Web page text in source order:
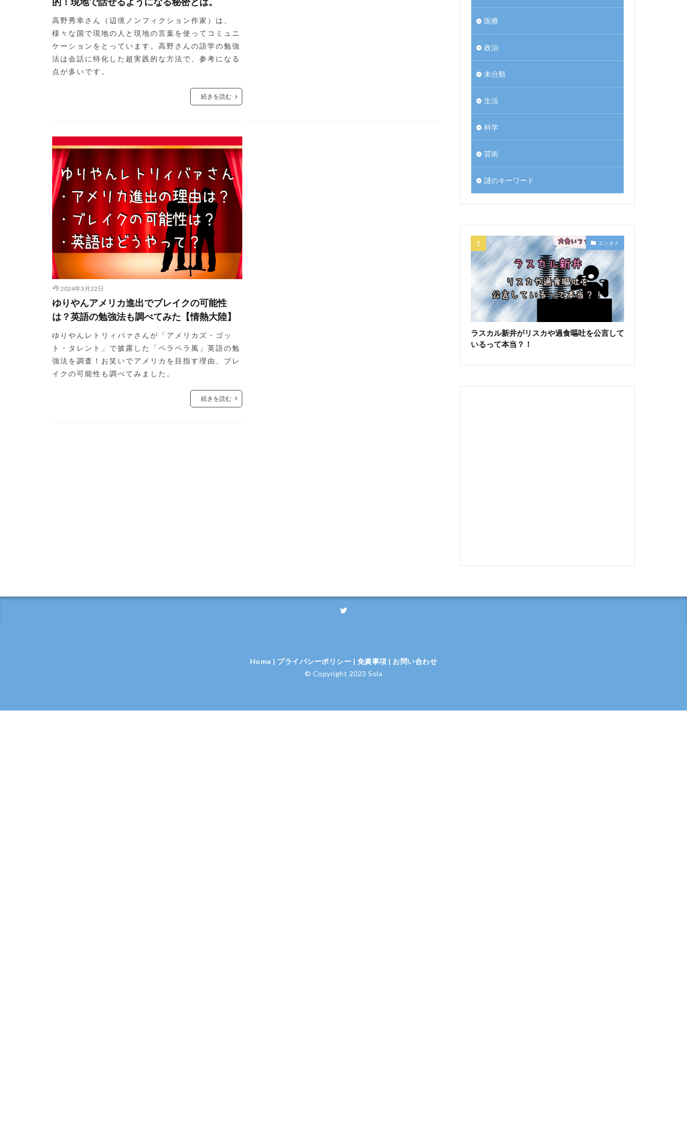
高野秀幸さん（辺境ノンフィクション作家）は、
様々な国で現地の人と現地の言葉を使ってコミュニ
ケーションをとっています。高野さんの語学の勉強
法は会話に特化した超実践的な方法で、参考になる
点が多いです。
続きを読む
2024年3月22日
ゆりやんアメリカ進出でブレイクの可能性
は？英語の勉強法も調べてみた【情熱大陸】
ゆりやんレトリィバァさんが「アメリカズ・ゴッ
ト・タレント」で披露した「ペラペラ風」英語の勉
強法を調査！お笑いでアメリカを目指す理由、ブレ
イクの可能性も調べてみました。
続きを読む
医療
政治
未分類
生活
科学
芸術
謎のキーワード
エンタメ
ラスカル新井がリスカや過食嘔吐を公言して
いるって本当？！
Home | プライバシーポリシー | 免責事項 | お問い合わせ
© Copyright 2023 Sola